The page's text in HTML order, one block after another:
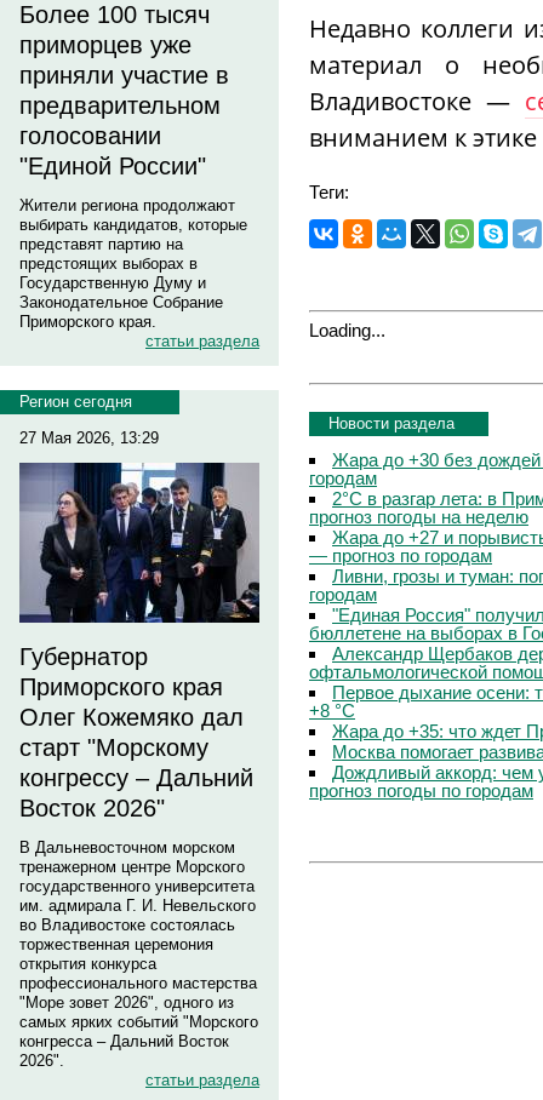
Более 100 тысяч
приморцев уже
приняли участие в
предварительном
голосовании
"Единой России"
Жители региона продолжают
выбирать кандидатов, которые
представят партию на
предстоящих выборах в
Государственную Думу и
Законодательное Собрание
Приморского края.
статьи раздела
Регион сегодня
27 Мая 2026, 13:29
Губернатор
Приморского края
Олег Кожемяко дал
старт "Морскому
конгрессу – Дальний
Восток 2026"
В Дальневосточном морском
тренажерном центре Морского
государственного университета
им. адмирала Г. И. Невельского
во Владивостоке состоялась
торжественная церемония
открытия конкурса
профессионального мастерства
"Море зовет 2026", одного из
самых ярких событий "Морского
конгресса – Дальний Восток
2026".
статьи раздела
Недавно коллеги
материал о
Владивостоке —
вниманием к
Теги:
Loading...
Новости раздела
Жара до +30 без
городам
2°C в разгар лета: в
прогноз погоды на неделю
Жара до +27 и
— прогноз по городам
Ливни, грозы и туман:
городам
"Единая Россия"
бюллетене на выборах в
Александр Щербаков
офтальмологической
Первое дыхание осени:
+8 °C
Жара до +35: что ждет
Москва помогает
Дождливый аккорд: чем
прогноз погоды по городам